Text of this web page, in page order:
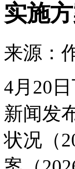
实施
来源：
4月20
新闻发
状况（